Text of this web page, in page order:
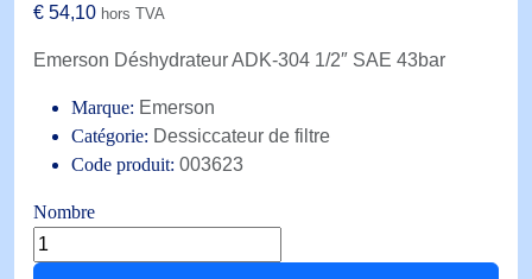
€ 54,10 hors TVA
Emerson Déshydrateur ADK-304 1/2″ SAE 43bar
Marque: Emerson
Catégorie: Dessiccateur de filtre
Code produit: 003623
Nombre
quantité
de